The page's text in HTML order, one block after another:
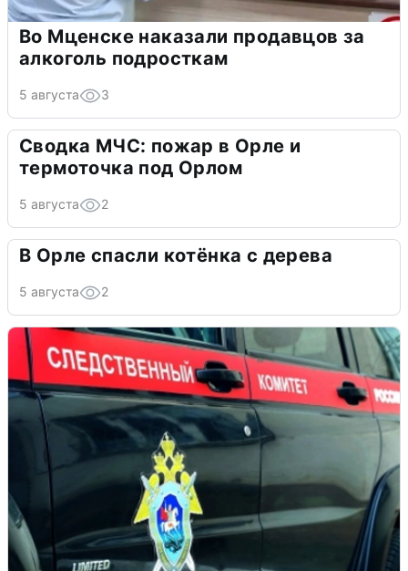
Во Мценске наказали продавцов за
алкоголь подросткам
5 августа 3
Сводка МЧС: пожар в Орле и
термоточка под Орлом
5 августа 2
В Орле спасли котёнка с дерева
5 августа 2